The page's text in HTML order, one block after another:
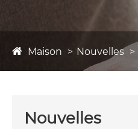
Maison Nouvelles
Nouvelles